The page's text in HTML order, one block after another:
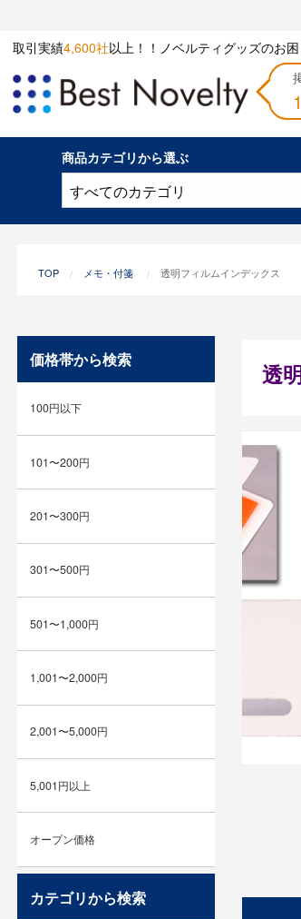
取引実績4,600社以上！！ノベルティグッズのお
商品カテゴリから選ぶ
TOP メモ・付箋 透明フィルムインデックス
透
価格帯から検索
100円以下
101〜200円
201〜300円
301〜500円
501〜1,000円
1,001〜2,000円
2,001〜5,000円
5,001円以上
オープン価格
カテゴリから検索